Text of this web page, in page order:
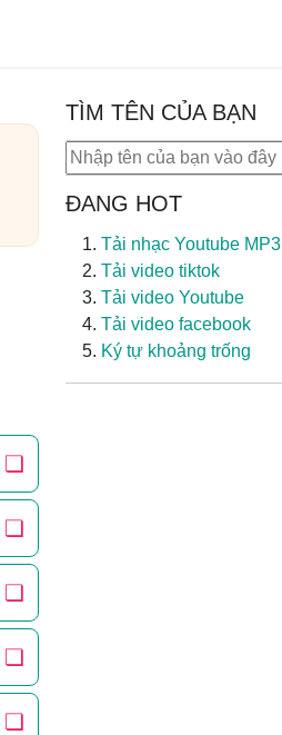
❏
❏
❏
❏
❏
TÌM TÊN CỦA BẠN
Tìm kiếm
ĐANG HOT
Tải nhạc Youtube MP3
Tải video tiktok
Tải video Youtube
Tải video facebook
Ký tự khoảng trống